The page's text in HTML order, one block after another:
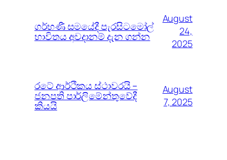
ගර්භණී සමයේදී පැරසිටමෝල්
භාවිතය අවදානම් දැන ගන්න
August
24,
2025
රටේ ආර්ථිකය ස්ථාවරයි –
ජනපති පාර්ලිමේන්තුවේදී
කියයි
August
7, 2025